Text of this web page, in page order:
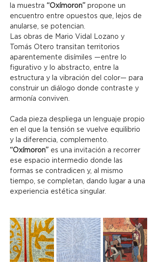
la muestra “Oxímoron” propone un
encuentro entre opuestos que, lejos de
anularse, se potencian.
Las obras de Mario Vidal Lozano y
Tomás Otero transitan territorios
aparentemente disímiles —entre lo
figurativo y lo abstracto, entre la
estructura y la vibración del color— para
construir un diálogo donde contraste y
armonía conviven.
Cada pieza despliega un lenguaje propio
en el que la tensión se vuelve equilibrio
y la diferencia, complemento.
“Oxímoron” es una invitación a recorrer
ese espacio intermedio donde las
formas se contradicen y, al mismo
tiempo, se completan, dando lugar a una
experiencia estética singular.